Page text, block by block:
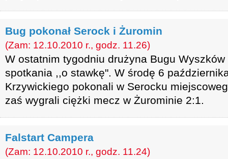
Bug pokonał Serock i Żuromin
(Zam: 12.10.2010 r., godz. 11.26)
W ostatnim tygodniu drużyna Bugu Wyszków
spotkania ,,o stawkę". W środę 6
Krzywickiego pokonali w Serocku
zaś wygrali ciężki mecz w Żurominie 2:1.
Falstart Campera
(Zam: 12.10.2010 r., godz. 11.24)